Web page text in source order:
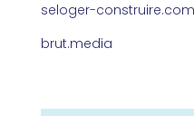
seloger-construire.com
brut.media